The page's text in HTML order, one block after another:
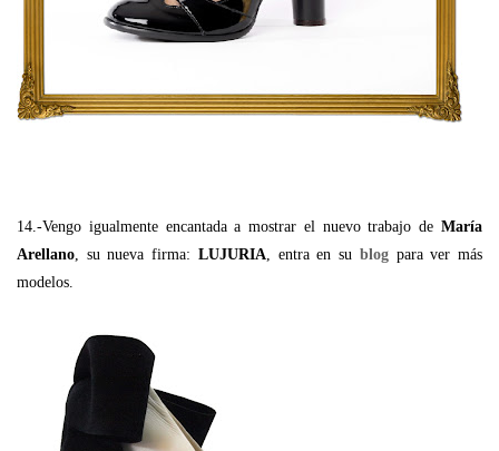
14.-Vengo igualmente encantada a mostrar el nuevo trabajo de María
Arellano , su nueva firma: LUJURIA , entra en su blogpara ver más
modelos.